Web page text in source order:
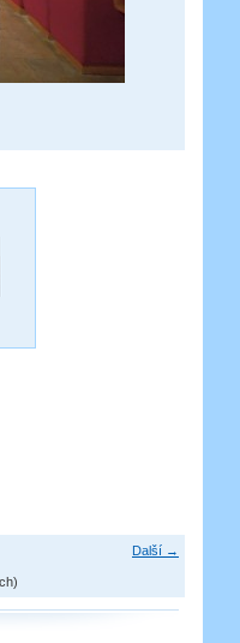
Další →